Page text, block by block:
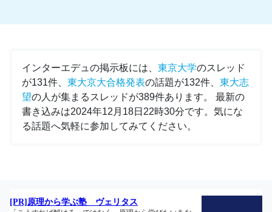
インターエデュの掲示板には、 東京大学のスレッド
が131件、 東大京大合格発表の話題が132件、 東大志
望の人が集まるスレッドが389件あります。 最新の
書き込みは2024年12月18日22時30分です。気にな
る話題へ気軽に参加してみてください。